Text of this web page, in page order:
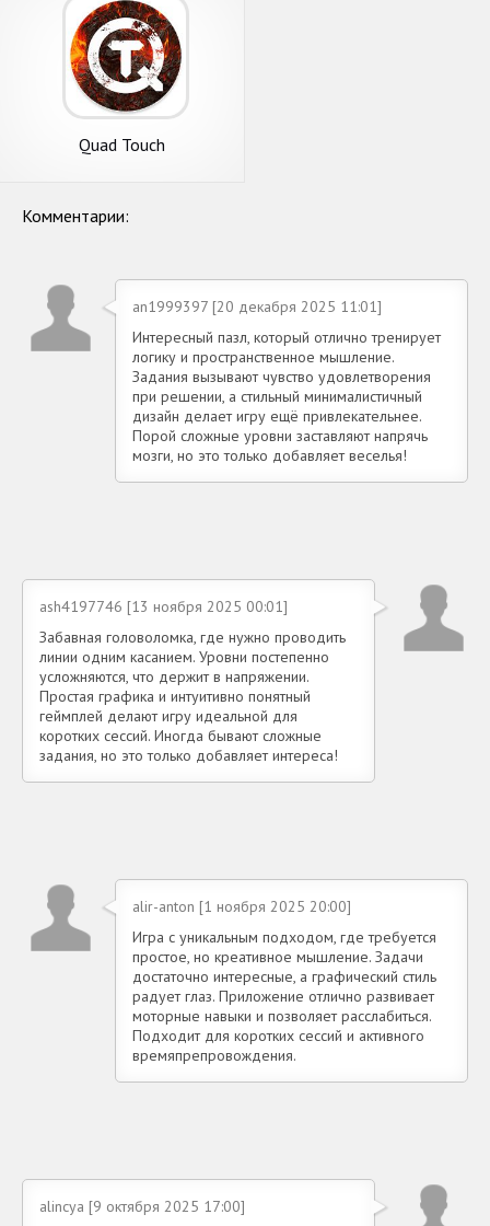
Quad Touch
Комментарии:
an1999397 [20 декабря 2025 11:01]
Интересный пазл, который отлично тренирует
логику и пространственное мышление.
Задания вызывают чувство удовлетворения
при решении, а стильный минималистичный
дизайн делает игру ещё привлекательнее.
Порой сложные уровни заставляют напрячь
мозги, но это только добавляет веселья!
ash4197746 [13 ноября 2025 00:01]
Забавная головоломка, где нужно проводить
линии одним касанием. Уровни постепенно
усложняются, что держит в напряжении.
Простая графика и интуитивно понятный
геймплей делают игру идеальной для
коротких сессий. Иногда бывают сложные
задания, но это только добавляет интереса!
alir-anton [1 ноября 2025 20:00]
Игра с уникальным подходом, где требуется
простое, но креативное мышление. Задачи
достаточно интересные, а графический стиль
радует глаз. Приложение отлично развивает
моторные навыки и позволяет расслабиться.
Подходит для коротких сессий и активного
времяпрепровождения.
alincya [9 октября 2025 17:00]